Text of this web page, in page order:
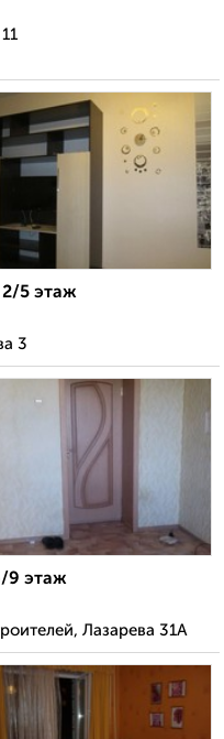
2/5 этаж
3
9 этаж
Лазарева 31А